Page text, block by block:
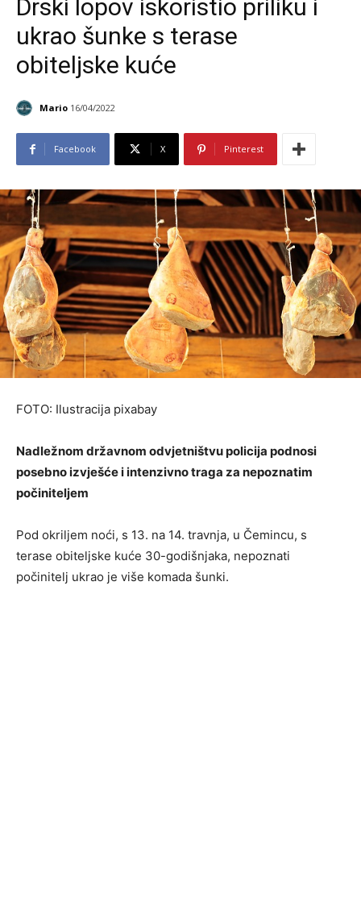
Drski lopov iskoristio priliku i
ukrao šunke s terase
obiteljske kuće
Mario 16/04/2022
Facebook X Pinterest
FOTO: Ilustracija pixabay
Nadležnom državnom odvjetništvu policija podnosi
posebno izvješće i intenzivno traga za nepoznatim
počiniteljem
Pod okriljem noći, s 13. na 14. travnja, u Čemincu, s
terase obiteljske kuće 30-godišnjaka, nepoznati
počinitelj ukrao je više komada šunki.